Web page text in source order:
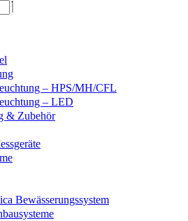
– HPS/MH/CFL
– LED
& Zubehör
Bewässerungssystem